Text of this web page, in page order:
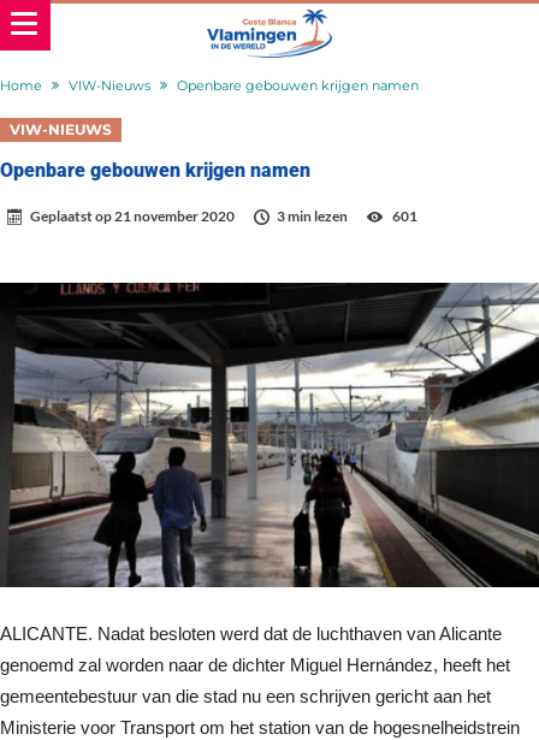
Home VIW-Nieuws Openbare gebouwen krijgen namen
VIW-NIEUWS
Openbare gebouwen krijgen namen
Geplaatst op21 november 2020 3 min lezen 601
ALICANTE. Nadat besloten werd dat de luchthaven van Alicante
genoemd zal worden naar de dichter Miguel Hernández, heeft het
gemeentebestuur van die stad nu een schrijven gericht aan het
Ministerie voor Transport om het station van de hogesnelheidstrein